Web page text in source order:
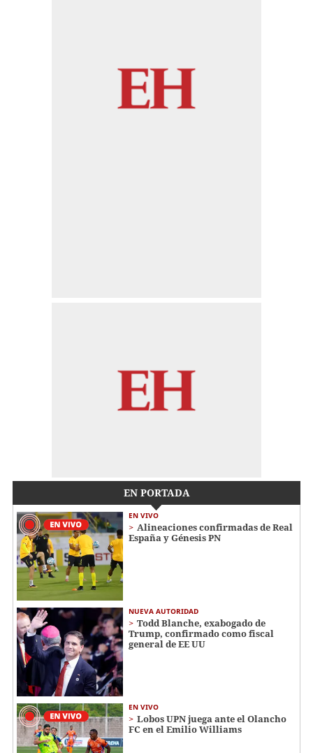
EN PORTADA
EN VIVO
Alineaciones confirmadas de Real
España y Génesis PN
NUEVA AUTORIDAD
Todd Blanche, exabogado de
Trump, confirmado como fiscal
general de EE UU
EN VIVO
Lobos UPN juega ante el Olancho
FC en el Emilio Williams